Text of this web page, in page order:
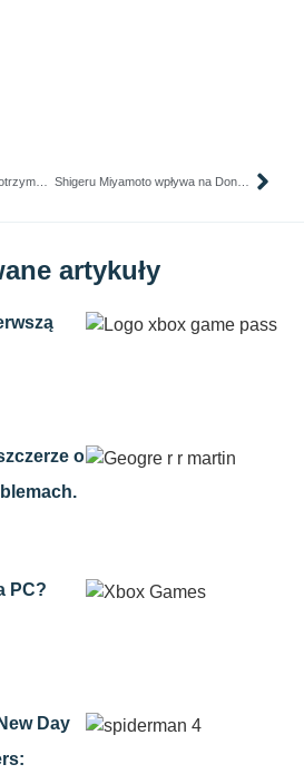
Shigeru Miyamoto wpływa na Donkey Kong Bananza
artykuły
o
PC?
Day